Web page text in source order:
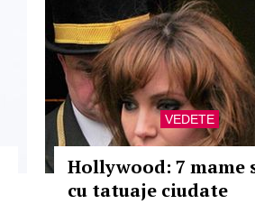
VEDETE
Hollywood: 7 mame
cu tatuaje ciudate